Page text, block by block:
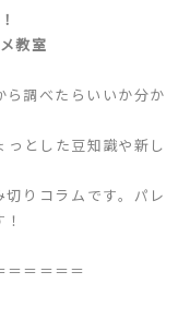
教室
ら調べたらいいか分か
とした豆知識や新し
りコラムです。パレ
＝＝＝＝＝